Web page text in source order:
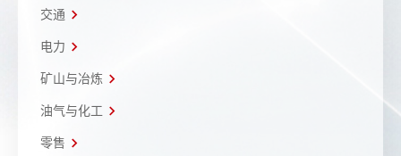
交通
电力
矿山与冶炼
油气与化工
零售